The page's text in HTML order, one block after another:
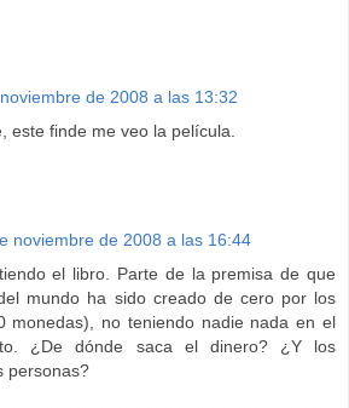
de 2008 a las 13:32
este finde me veo la película.
noviembre de 2008 a las 16:44
el libro. Parte de la premisa de que
mundo ha sido creado de cero por los
monedas), no teniendo nadie nada en el
¿De dónde saca el dinero? ¿Y los
personas?